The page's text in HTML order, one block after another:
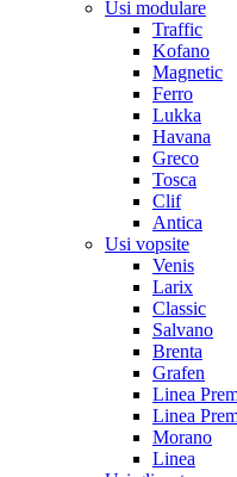
Usi modulare
Traffic
Kofano
Magnetic
Ferro
Lukka
Havana
Greco
Tosca
Clif
Antica
Usi vopsite
Venis
Larix
Classic
Salvano
Brenta
Grafen
Linea
Linea
Morano
Linea